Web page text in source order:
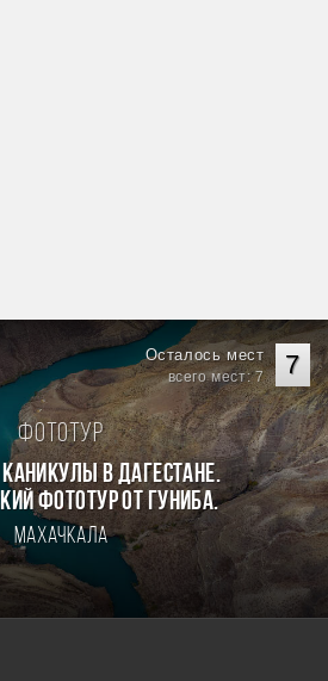
7
Осталось мест
всего мест: 7
Фототур
в Дагестане.
фототур от Гуниба.
Махачкала